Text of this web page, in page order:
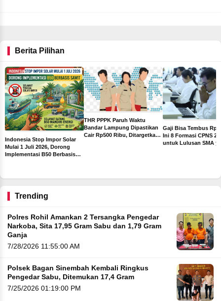
Berita Pilihan
Indonesia Stop Impor Solar
Mulai 1 Juli 2026, Dorong
Implementasi B50 Berbasis
THR PPPK Paruh Waktu
Bandar Lampung Dipastikan
Cair Rp500 Ribu, Ditargetkan
Gaji Bisa Tembus
Ini 8 Formasi CPNS
untuk Lulusan SMA
Trending
Polres Rohil Amankan 2 Tersangka Pengedar
Narkoba, Sita 17,95 Gram Sabu dan 1,79 Gram
Ganja
7/28/2026 11:55:00 AM
Polsek Bagan Sinembah Kembali Ringkus
Pengedar Sabu, Ditemukan 17,4 Gram
7/25/2026 01:19:00 PM